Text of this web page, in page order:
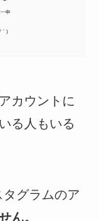
カウントに
る人もいる
グラムのア
ん。